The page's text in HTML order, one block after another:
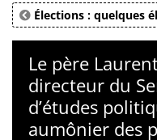
Élections : quelques
Le père
directeur du
d’études
aumônier des